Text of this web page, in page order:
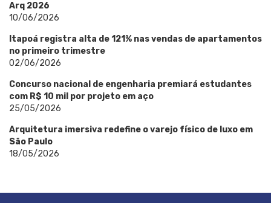
Arq 2026
10/06/2026
Itapoá registra alta de 121% nas vendas de apartamentos
no primeiro trimestre
02/06/2026
Concurso nacional de engenharia premiará estudantes
com R$ 10 mil por projeto em aço
25/05/2026
Arquitetura imersiva redefine o varejo físico de luxo em
São Paulo
18/05/2026